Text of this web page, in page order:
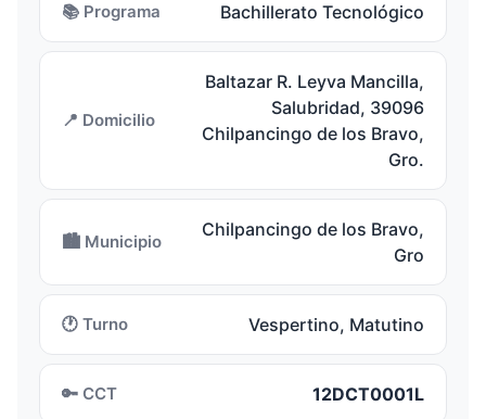
📚 Programa Bachillerato Tecnológico
📍 Domicilio
Baltazar R. Leyva Mancilla,
Salubridad, 39096
Chilpancingo de los Bravo,
Gro.
🏙️ Municipio
Chilpancingo de los Bravo,
Gro
🕐 Turno Vespertino, Matutino
🔑 CCT 12DCT0001L